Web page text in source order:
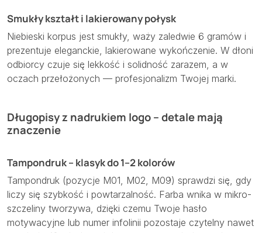
Smukły kształt i lakierowany połysk
Niebieski korpus jest smukły, waży zaledwie 6 gramów i
prezentuje eleganckie, lakierowane wykończenie. W dłoni
odbiorcy czuje się lekkość i solidność zarazem, a w
oczach przełożonych — profesjonalizm Twojej marki.
Długopisy z nadrukiem logo – detale mają
znaczenie
Tampondruk – klasyk do 1–2 kolorów
Tampondruk (pozycje M01, M02, M09) sprawdzi się, gdy
liczy się szybkość i powtarzalność. Farba wnika w mikro­
szczeliny tworzywa, dzięki czemu Twoje hasło
motywacyjne lub numer infolinii pozostaje czytelny nawet